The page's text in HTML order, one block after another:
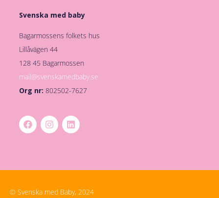
Svenska med baby
Bagarmossens folkets hus
Lillåvägen 44
128 45 Bagarmossen
mail@svenskamedbaby.se
Org nr: 802502-7627
© Svenska med Baby, 2024